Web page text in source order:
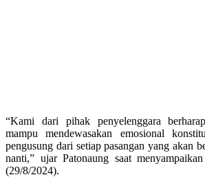
“Kami dari pihak penyelenggara
mampu mendewasakan emosional
pengusung dari setiap pasangan yang akan
nanti,” ujar Patonaung saat
(29/8/2024).